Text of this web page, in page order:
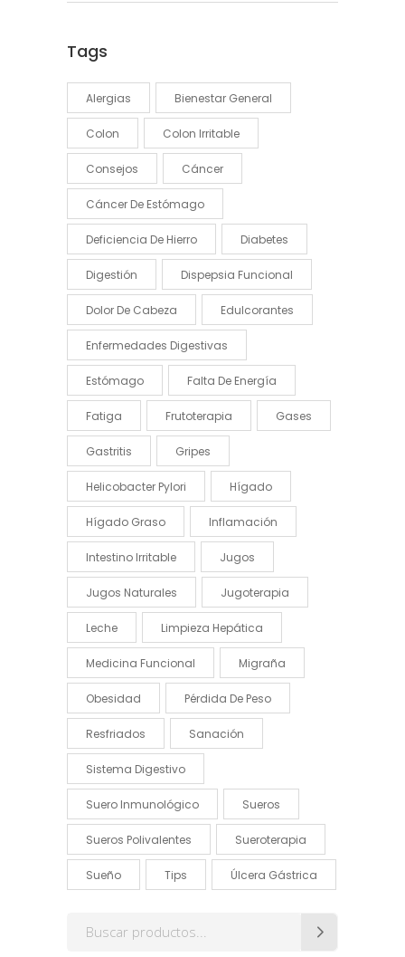
Tags
Alergias Bienestar General
Colon Colon Irritable
Consejos Cáncer
Cáncer De Estómago
Deficiencia De Hierro Diabetes
Digestión Dispepsia Funcional
Dolor De Cabeza Edulcorantes
Enfermedades Digestivas
Estómago Falta De Energía
Fatiga Frutoterapia Gases
Gastritis Gripes
Helicobacter Pylori Hígado
Hígado Graso Inflamación
Intestino Irritable Jugos
Jugos Naturales Jugoterapia
Leche Limpieza Hepática
Medicina Funcional Migraña
Obesidad Pérdida De Peso
Resfriados Sanación
Sistema Digestivo
Suero Inmunológico Sueros
Sueros Polivalentes Sueroterapia
Sueño Tips Úlcera Gástrica
Search